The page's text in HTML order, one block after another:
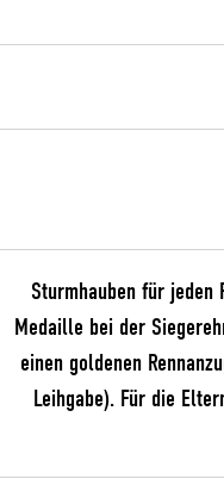
Sturmhauben für jeden
Medaille bei der
einen goldenen
Leihgabe). Für die